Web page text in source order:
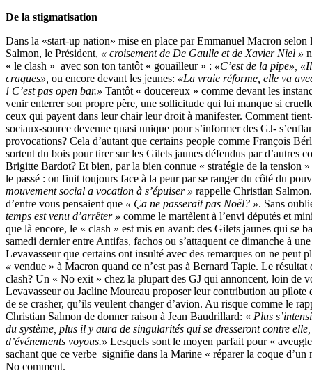
De la stigmatisation
Dans la «start-up nation» mise en place par Emmanuel Macron selon
Salmon, le Président, « croisement de De Gaulle et de Xavier Niel »
« le clash » avec son ton tantôt « gouailleur » : «C’est de la pipe»,
craques», ou encore devant les jeunes: «La vraie réforme, elle va
! C’est pas open bar.» Tantôt « doucereux » comme devant les
venir enterrer son propre père, une sollicitude qui lui manque si
ceux qui payent dans leur chair leur droit à manifester. Comment
sociaux-source devenue quasi unique pour s’informer des GJ-
provocations? Cela d’autant que certains people comme François
sortent du bois pour tirer sur les Gilets jaunes défendus par d’autres
Brigitte Bardot? Et bien, par la bien connue « stratégie de la tension
le passé : on finit toujours face à la peur par se ranger du côté du
mouvement social a vocation à s’épuiser » rappelle Christian
d’entre vous pensaient que « Ça ne passerait pas Noël? ». Sans
temps est venu d’arrêter » comme le martèlent à l’envi députés et
que là encore, le « clash » est mis en avant: des Gilets jaunes qui se
samedi dernier entre Antifas, fachos ou s’attaquent ce dimanche à
Levavasseur que certains ont insulté avec des remarques on ne peut
« vendue » à Macron quand ce n’est pas à Bernard Tapie. Le
clash? Un « No exit » chez la plupart des GJ qui annoncent, loin de
Levavasseur ou Jacline Moureau proposer leur contribution au pilote
de se crasher, qu’ils veulent changer d’avion. Au risque comme le
Christian Salmon de donner raison à Jean Baudrillard: « Plus
du système, plus il y aura de singularités qui se dresseront contre
d’événements voyous.» Lesquels sont le moyen parfait pour «
sachant que ce verbe signifie dans la Marine « réparer la coque d’un
No comment.